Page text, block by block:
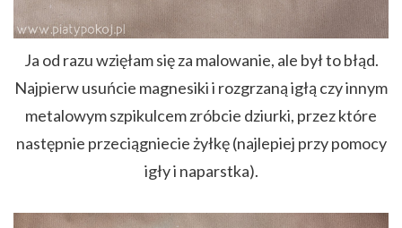
Ja od razu wzięłam się za malowanie, ale był to błąd.
Najpierw usuńcie magnesiki i rozgrzaną igłą czy innym
metalowym szpikulcem zróbcie dziurki, przez które
następnie przeciągniecie żyłkę (najlepiej przy pomocy
igły i naparstka).